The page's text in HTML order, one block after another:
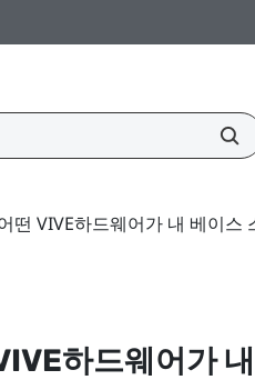
떤 VIVE하드웨어가 내 베이스
하드웨어가